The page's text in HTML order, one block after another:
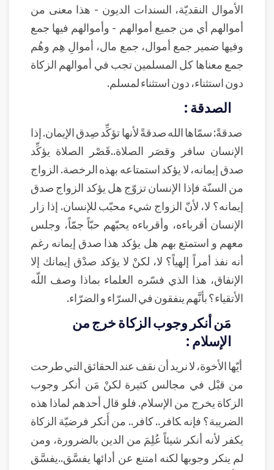
الأموال النقديّة، السندات الديون - هذا معنى من
أموالهم أي من جميع أموالهم - وأموالهم فيها جمع
وفيها ضمير جمع أموال، جمع مال، أموالِ هِم وهُم
جمع معناها كل المسلمين تجب في أموالهم الزكاة
دون استثناء، دون استثناء لمسلم.
الصدقة :
صدقةً: سمّاها الله صدقةً لأنها تؤكِّد صِدق الإيمان. إذا
الإنسان سافر وقصَر الصلاة..قَصْر الصلاة يؤكِّد
صدق إيمانه، لا يؤكد استمتاعه بهذه الرخصة. الزواج
من السنّة فإذا الإنسان تزوّج هل يؤكد الزواج صدق
إيمانه؟ لا، لأنّ الزواج شيء محبّب للإنسان. إذا زار
الإنسان أقرباءه، وأقرباءه يحبّهم حبّاً جمّاً، وجلس
معهم و استمتع بهم هل يؤكد هذا صدق إيمانه رغم
أنه نفذ أمراً إلهياً؟ لا، لكنْ لا يؤكد صدْق إيمانك إلا
الإنفاق، هذا الذي فسّره العلماء بماذا وصف اللّه
الأتقياء؟ بأنَّهم ينفقون في السرّاء و الضرّاء.
مَن أنكر وجوب الزكاة خرج من
الإسلام :
أيّها الأخوة، لا نريد أن نقف عند الحقائق التي طرحت
من قبْل في مجالس كثيرة لكنْ مَن أنكر وجوب
الزكاة يخرج من الإسلام. فلو قال أحدهم لماذا هذه
الضريبة؟ فإنه ‍‍‍‍‍‍‍‍‍‍‍كافر.. كافر.. من أَنكر فرضيّة الزكاة
يكفر لأنه أنكر شيئاً عُلِمَ من الدين بالضرورة، ومن
لم ينكر وجوبها لكنه امتنع عن أدائها يفسَّق..يفسَّق